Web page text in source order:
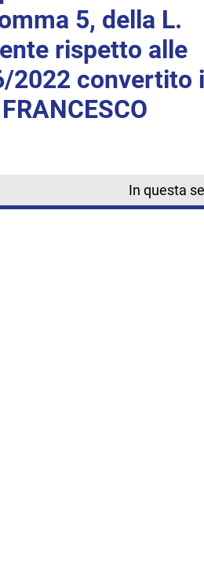
5, della L.
rispetto alle
2022 convertito
In questa